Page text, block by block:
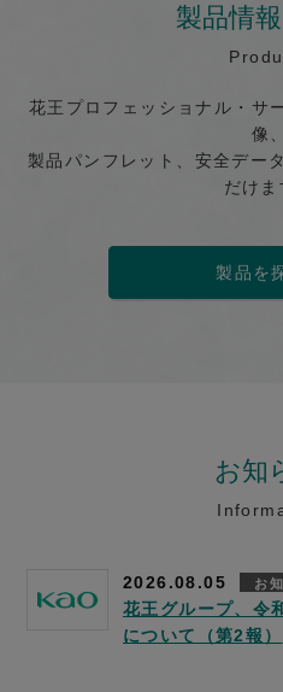
製品情
花王プロフェッショナル・サ
像、
製品パンフレット、安全デー
だけま
製品を
お知
2026.08.05 お
花王グループ、令
について（第2報）